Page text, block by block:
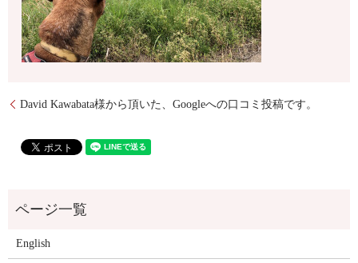
David Kawabata様から頂いた、Googleへの口コミ投稿です。
English